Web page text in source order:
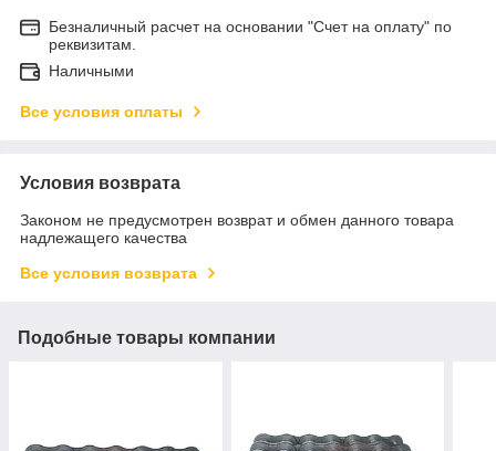
Безналичный расчет на основании "Счет на оплату" по
реквизитам.
Наличными
Все условия оплаты
Условия возврата
Законом не предусмотрен возврат и обмен данного товара
надлежащего качества
Все условия возврата
Подобные товары компании